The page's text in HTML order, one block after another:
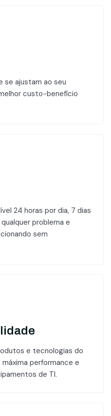
se ajustam ao seu
custo-benefício
24 horas por dia, 7 dias
problema e
sem
e tecnologias do
performance e
de TI.